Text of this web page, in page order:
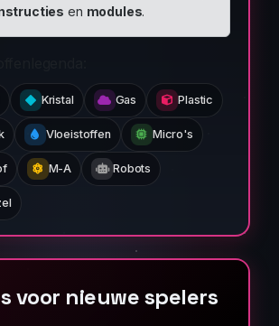
en modules.
Kristal Gas Plastic
Vloeistoffen Micro's
M-A Robots
voor nieuwe spelers